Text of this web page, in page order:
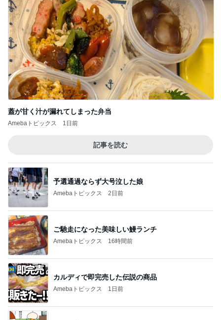
蓋が甘く汁が漏れてしまった弁当
Amebaトピックス 1日前
記事を読む
予選通過ならず大号泣した娘
Amebaトピックス 2日前
ご馳走になった美味しい鰻ランチ
Amebaトピックス 16時間前
カルディで即完売した伝説の商品
Amebaトピックス 1日前